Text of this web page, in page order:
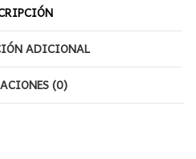
ADICIONAL
(0)